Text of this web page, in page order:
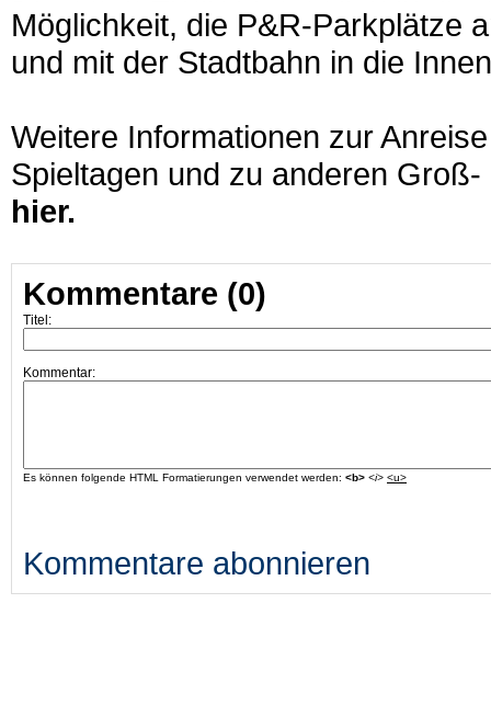
Möglichkeit, die P&R-Parkplätze
und mit der Stadtbahn in die
Weitere Informationen zur
Spieltagen und zu anderen
hier.
Kommentare (0)
Titel:
Kommentar:
Es können folgende HTML Formatierungen verwendet werden: <b> <i> <u>
Kommentare abonnieren